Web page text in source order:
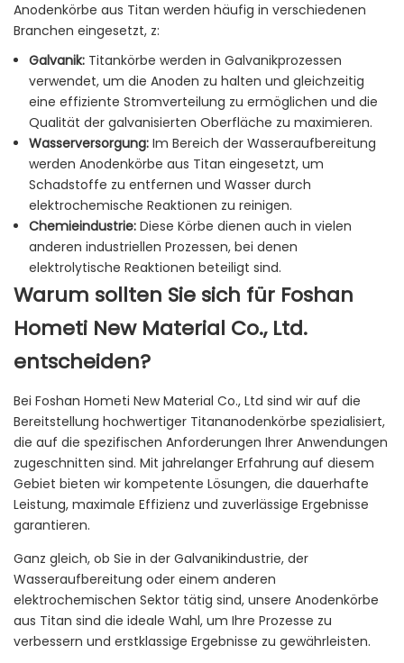
Anodenkörbe aus Titan werden häufig in verschiedenen
Branchen eingesetzt, z:
Galvanik: Titankörbe werden in Galvanikprozessen
verwendet, um die Anoden zu halten und gleichzeitig
eine effiziente Stromverteilung zu ermöglichen und die
Qualität der galvanisierten Oberfläche zu maximieren.
Wasserversorgung: Im Bereich der Wasseraufbereitung
werden Anodenkörbe aus Titan eingesetzt, um
Schadstoffe zu entfernen und Wasser durch
elektrochemische Reaktionen zu reinigen.
Chemieindustrie: Diese Körbe dienen auch in vielen
anderen industriellen Prozessen, bei denen
elektrolytische Reaktionen beteiligt sind.
Warum sollten Sie sich für Foshan
Hometi New Material Co., Ltd.
entscheiden?
Bei Foshan Hometi New Material Co., Ltd sind wir auf die
Bereitstellung hochwertiger Titananodenkörbe spezialisiert,
die auf die spezifischen Anforderungen Ihrer Anwendungen
zugeschnitten sind. Mit jahrelanger Erfahrung auf diesem
Gebiet bieten wir kompetente Lösungen, die dauerhafte
Leistung, maximale Effizienz und zuverlässige Ergebnisse
garantieren.
Ganz gleich, ob Sie in der Galvanikindustrie, der
Wasseraufbereitung oder einem anderen
elektrochemischen Sektor tätig sind, unsere Anodenkörbe
aus Titan sind die ideale Wahl, um Ihre Prozesse zu
verbessern und erstklassige Ergebnisse zu gewährleisten.